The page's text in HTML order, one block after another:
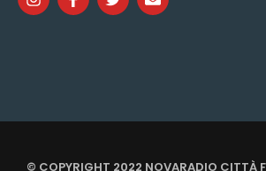
© COPYRIGHT 2022 NOVARADIO CITTÀ